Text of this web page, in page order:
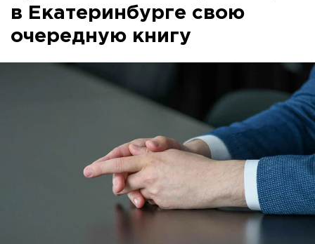
в Екатеринбурге свою
очередную книгу